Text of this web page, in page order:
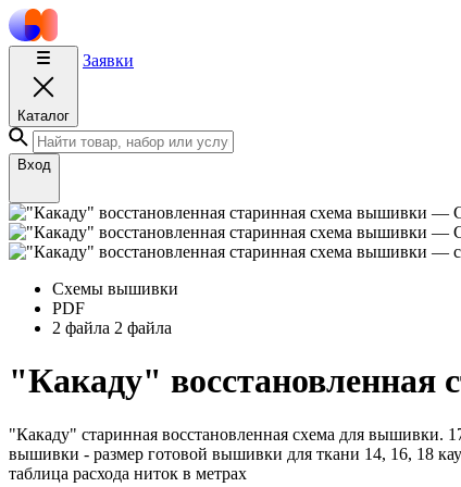
Каталог
Заявки
Вход
Схемы вышивки
PDF
2 файла 2 файла
"Какаду" восстановленная
"Какаду" старинная восстановленная схема для
вышивки - размер готовой вышивки для ткани 14, 16, 18
таблица расхода ниток в метрах